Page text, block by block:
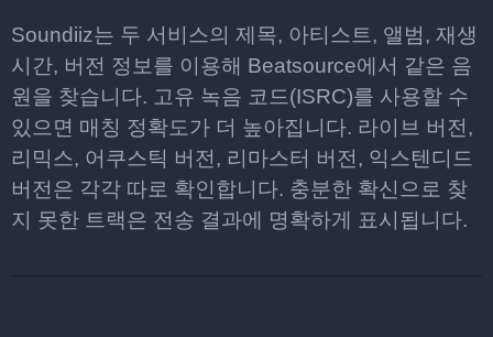
Soundiiz는 두 서비스의 제목, 아티스트, 앨범, 재생
시간, 버전 정보를 이용해 Beatsource에서 같은 음
원을 찾습니다. 고유 녹음 코드(ISRC)를 사용할 수
있으면 매칭 정확도가 더 높아집니다. 라이브 버전,
리믹스, 어쿠스틱 버전, 리마스터 버전, 익스텐디드
버전은 각각 따로 확인합니다. 충분한 확신으로 찾
지 못한 트랙은 전송 결과에 명확하게 표시됩니다.